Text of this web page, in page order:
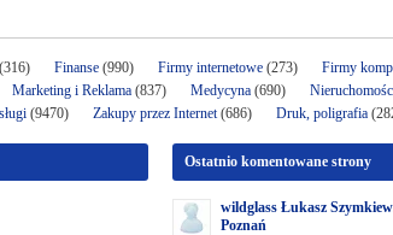
(316) Finanse (990) Firmy internetowe (273) Firmy
Marketing i Reklama (837) Medycyna (690)
(9470) Zakupy przez Internet(686) Druk, poligrafia
Ostatnio komentowane strony
wildglass Łukasz
Poznań